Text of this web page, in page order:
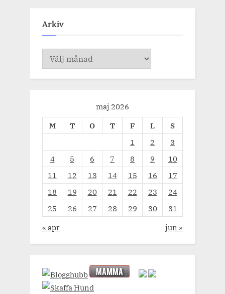
Arkiv
Arkiv
maj 2026
M
T O T F L
S
1
2
3
4
5 6 7 8 9
10
11
12 13 14 15 16
17
18
19 20 21 22 23
24
25
26 27 28 29 30
31
« apr
jun »